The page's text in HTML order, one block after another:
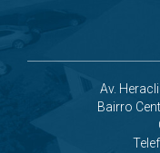
Av.
Bairro